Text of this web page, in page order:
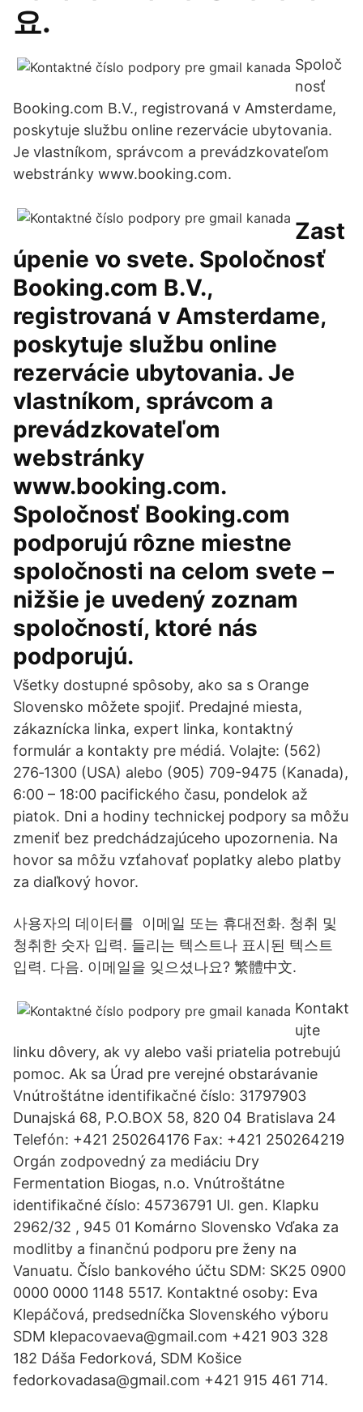
요.
Spoloč
nosť
Booking.com B.V., registrovaná v Amsterdame,
poskytuje službu online rezervácie ubytovania.
Je vlastníkom, správcom a prevádzkovateľom
webstránky www.booking.com.
Zast
úpenie vo svete. Spoločnosť
Booking.com B.V.,
registrovaná v Amsterdame,
poskytuje službu online
rezervácie ubytovania. Je
vlastníkom, správcom a
prevádzkovateľom
webstránky
www.booking.com.
Spoločnosť Booking.com
podporujú rôzne miestne
spoločnosti na celom svete –
nižšie je uvedený zoznam
spoločností, ktoré nás
podporujú.
Všetky dostupné spôsoby, ako sa s Orange
Slovensko môžete spojiť. Predajné miesta,
zákaznícka linka, expert linka, kontaktný
formulár a kontakty pre médiá. Volajte: (562)
276‐1300 (USA) alebo (905) 709-9475 (Kanada),
6:00 – 18:00 pacifického času, pondelok až
piatok. Dni a hodiny technickej podpory sa môžu
zmeniť bez predchádzajúceho upozornenia. Na
hovor sa môžu vzťahovať poplatky alebo platby
za diaľkový hovor.
사용자의 데이터를 이메일 또는 휴대전화. 청취 및
청취한 숫자 입력. 들리는 텍스트나 표시된 텍스트
입력. 다음. 이메일을 잊으셨나요? ‪繁體中文‬.
Kontakt
ujte
linku dôvery, ak vy alebo vaši priatelia potrebujú
pomoc. Ak sa Úrad pre verejné obstarávanie
Vnútroštátne identifikačné číslo: 31797903
Dunajská 68, P.O.BOX 58, 820 04 Bratislava 24
Telefón: +421 250264176 Fax: +421 250264219
Orgán zodpovedný za mediáciu Dry
Fermentation Biogas, n.o. Vnútroštátne
identifikačné číslo: 45736791 Ul. gen. Klapku
2962/32 , 945 01 Komárno Slovensko Vďaka za
modlitby a finančnú podporu pre ženy na
Vanuatu. Číslo bankového účtu SDM: SK25 0900
0000 0000 1148 5517. Kontaktné osoby: Eva
Klepáčová, predsedníčka Slovenského výboru
SDM klepacovaeva@gmail.com +421 903 328
182 Dáša Fedorková, SDM Košice
fedorkovadasa@gmail.com +421 915 461 714.